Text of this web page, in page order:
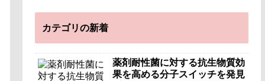
カテゴリの新着
薬剤耐性菌に対する抗生物質効
果を高める分子スイッチを発見